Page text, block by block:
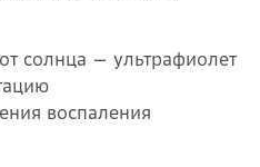
солнца — ультрафиолет
воспаления